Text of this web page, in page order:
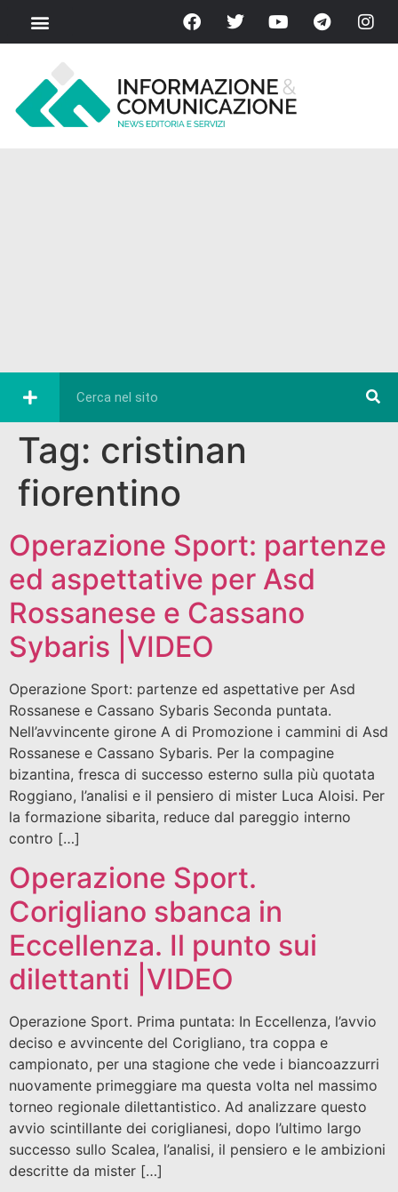
Tag: cristinan
fiorentino
Operazione Sport: partenze
ed aspettative per Asd
Rossanese e Cassano
Sybaris |VIDEO
Operazione Sport: partenze ed aspettative per Asd
Rossanese e Cassano Sybaris Seconda puntata.
Nell’avvincente girone A di Promozione i cammini di Asd
Rossanese e Cassano Sybaris. Per la compagine
bizantina, fresca di successo esterno sulla più quotata
Roggiano, l’analisi e il pensiero di mister Luca Aloisi. Per
la formazione sibarita, reduce dal pareggio interno
contro […]
Operazione Sport.
Corigliano sbanca in
Eccellenza. Il punto sui
dilettanti |VIDEO
Operazione Sport. Prima puntata: In Eccellenza, l’avvio
deciso e avvincente del Corigliano, tra coppa e
campionato, per una stagione che vede i biancoazzurri
nuovamente primeggiare ma questa volta nel massimo
torneo regionale dilettantistico. Ad analizzare questo
avvio scintillante dei coriglianesi, dopo l’ultimo largo
successo sullo Scalea, l’analisi, il pensiero e le ambizioni
descritte da mister […]